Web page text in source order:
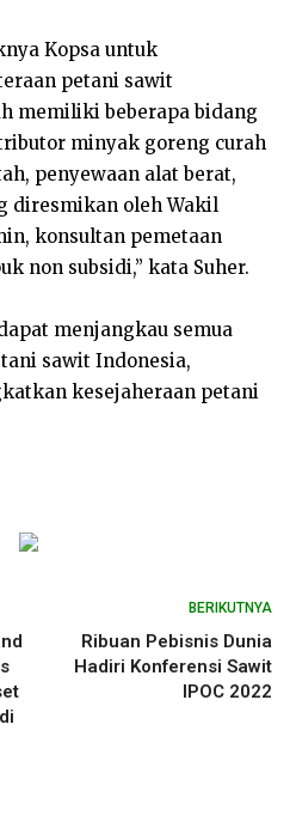
Kopsa untuk
petani sawit
memiliki beberapa bidang
minyak goreng curah
penyewaan alat berat,
diresmikan oleh Wakil
konsultan pemetaan
non subsidi,” kata Suher.
menjangkau semua
sawit Indonesia,
kesejaheraan petani
BERIKUTNYA
Ribuan Pebisnis Dunia
Hadiri Konferensi Sawit
IPOC 2022